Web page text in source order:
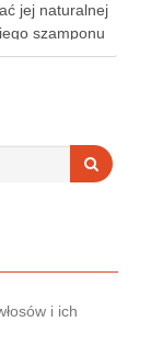
jej naturalnej
szamponu
frustrującym, bo
i ich